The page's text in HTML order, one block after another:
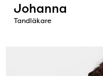
Johanna
Tandläkare